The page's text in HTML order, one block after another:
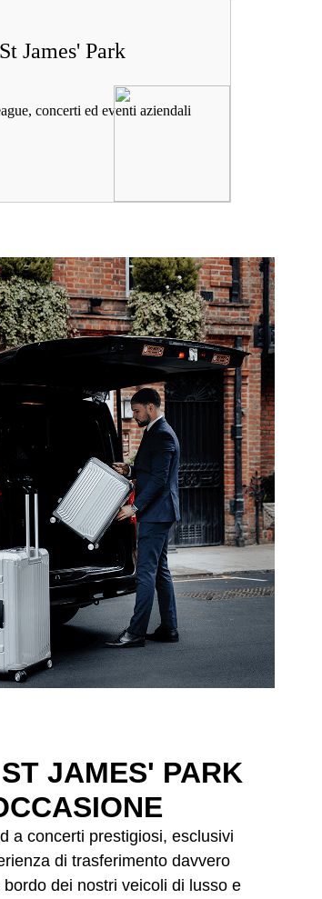
James' Park
concerti ed eventi aziendali
JAMES' PARK
a concerti prestigiosi, esclusivi
di trasferimento davvero
dei nostri veicoli di lusso e